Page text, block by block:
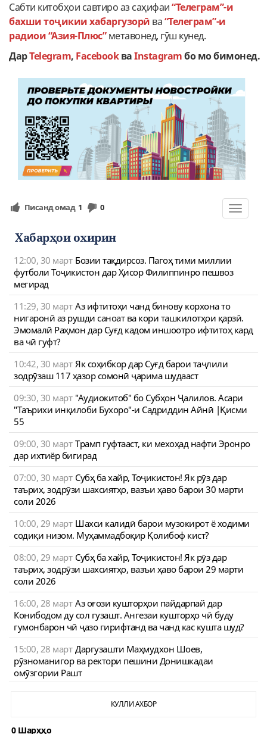
Cабти китобҳои савтиро аз саҳифаи“Телеграм”-и
бахши тоҷикии хабаргузорӣ ва“Телеграм”-и
радиои “Азия-Плюс”метавонед, гӯш кунед.
ДарTelegram, Facebook ваInstagramбо мобимонед.
Toggle
Писанд омад 1 0
Хабарҳои охирин
12:00, 30 март Бозии тақдирсоз. Пагоҳ тими миллии
футболи Тоҷикистон дар Ҳисор Филиппинро пешвоз
мегирад
11:29, 30 март Аз ифтитоҳи чанд бинову корхона то
нигаронӣ аз рушди саноат ва кори ташкилотҳои қарзӣ.
Эмомалӣ Раҳмон дар Суғд кадом иншоотро ифтитоҳ кард
ва чӣ гуфт?
10:42, 30 март Як соҳибкор дар Суғд барои таҷлили
зодрӯзаш 117 ҳазор сомонӣ ҷарима шудааст
09:30, 30 март "Аудиокитоб" бо Субҳон Ҷалилов. Асари
"Таърихи инқилоби Бухоро"-и Садриддин Айнӣ |Қисми
55
09:00, 30 март Трамп гуфтааст, ки мехоҳад нафти Эронро
дар ихтиёр бигирад
07:00, 30 март Субҳ ба хайр, Тоҷикистон! Як рӯз дар
таърих, зодрӯзи шахсиятҳо, вазъи ҳаво барои 30 марти
соли 2026
10:00, 29 март Шахси калидӣ барои музокирот ё ходими
содиқи низом. Муҳаммадбоқир Қолибоф кист?
08:00, 29 март Субҳ ба хайр, Тоҷикистон! Як рӯз дар
таърих, зодрӯзи шахсиятҳо, вазъи ҳаво барои 29 марти
соли 2026
16:00, 28 март Аз оғози кушторҳои пайдарпай дар
Конибодом ду сол гузашт. Ангезаи кушторҳо чӣ буду
гумонбарон чӣ ҷазо гирифтанд ва чанд кас кушта шуд?
15:00, 28 март Даргузашти Маҳмудхон Шоев,
рӯзноманигор ва ректори пешини Донишкадаи
омӯзгории Рашт
КУЛЛИ АХБОР
0 Шарҳҳо